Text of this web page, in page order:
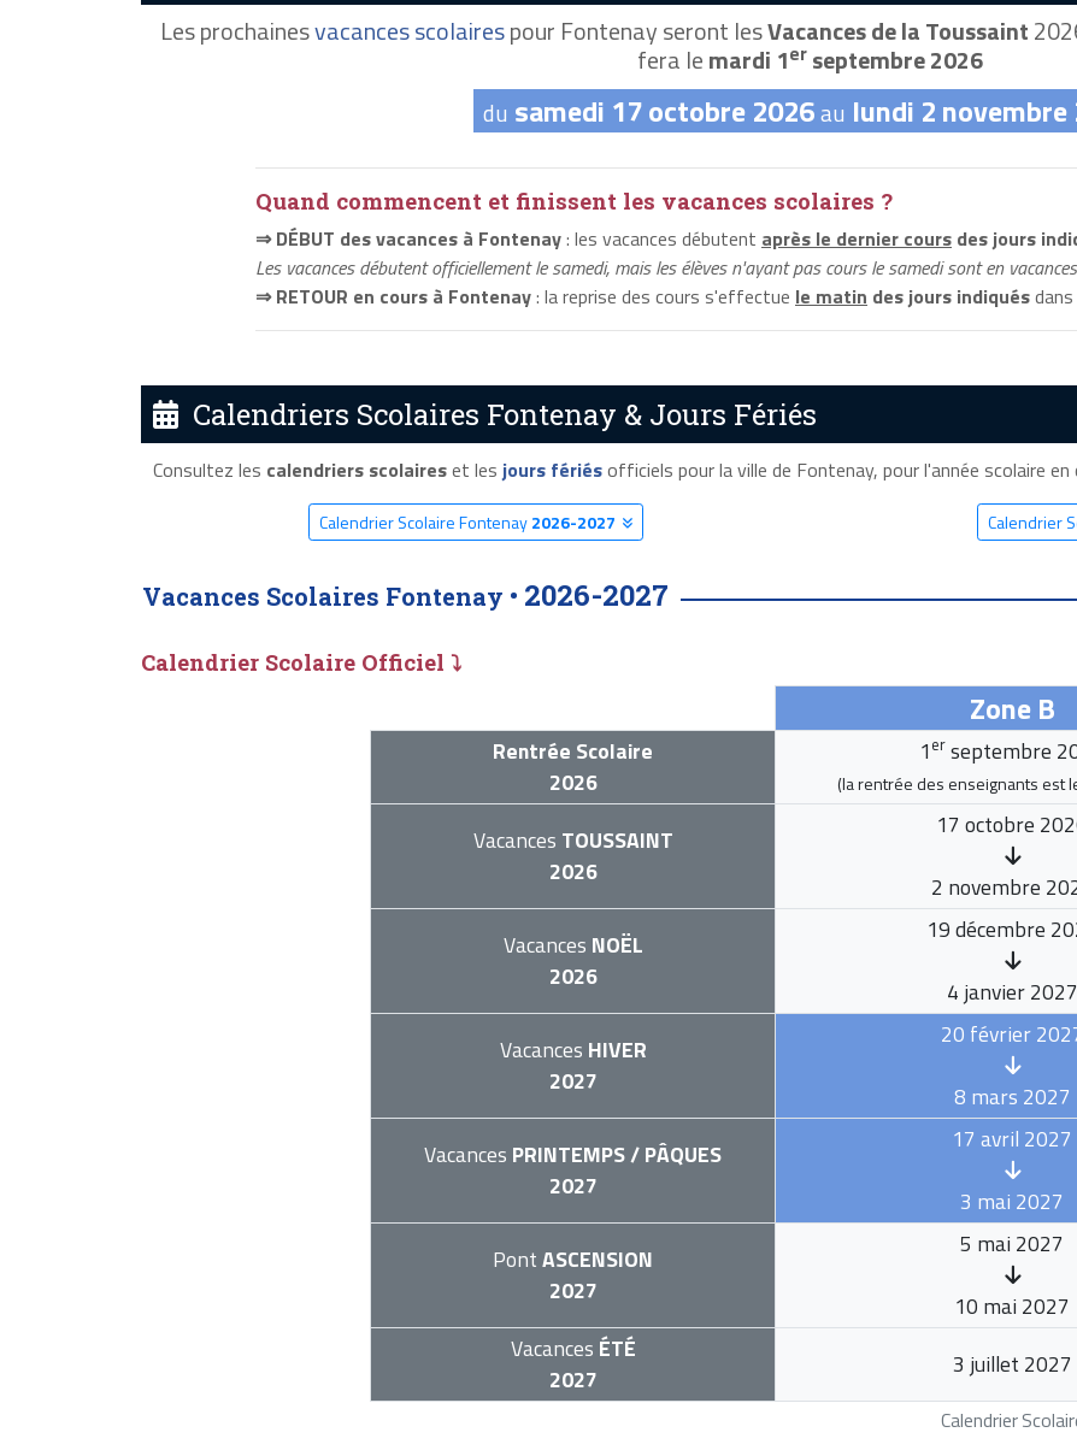
Les prochainesvacances scolairespour Fontenay seront lesVacances de la Toussaint
fera lemardi 1erseptembre 2026
du samedi 17 octobre 2026au lundi 2 novembre
Quand commencent et finissent les vacances scolaires ?
⇒ DÉBUT des vacances à Fontenay: les vacances débutent après le dernier cours des jours
Les vacances débutent officiellement le samedi, mais les élèves n'ayant pas cours le samedi sont en
⇒ RETOUR en cours à Fontenay: la reprise des cours s'effectue le matin des jours indiqués
Calendriers Scolaires Fontenay & Jours Fériés
Consultez les calendriers scolaireset les jours fériésofficiels pour la ville de Fontenay, pour l'année scolaire en
Calendrier Scolaire Fontenay2026-2027 Calendrier
Vacances Scolaires Fontenay • 2026-2027
Calendrier Scolaire Officiel ⤵
Calendrier
Zone B
Rentrée Scolaire
2026
1 er septembre
(la rentrée des enseignants est
Vacances TOUSSAINT
2026
17 octobre
2 novembre
Vacances NOËL
2026
19 décembre
4 janvier 2027
Vacances HIVER
2027
20 février
8 mars 2027
Vacances PRINTEMPS / PÂQUES
2027
17 avril 2027
3 mai 2027
PontASCENSION
2027
5 mai 2027
10 mai 2027
Vacances ÉTÉ
2027
3 juillet 2027